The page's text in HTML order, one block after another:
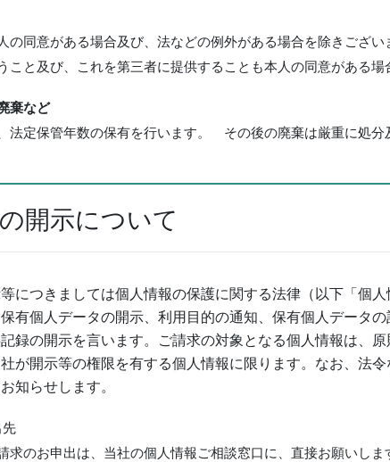
の同意がある場合及び、法などの例外がある場合を除きござい
こと及び、これを第三者に提供することも本人の同意がある
棄など
法定保管年数の保有を行います。 その後の廃棄は厳重に処分
開示について
につきましては個人情報の保護に関する法律（以下「個
有個人データの開示、利用目的の通知、保有個人データ
録の開示を言います。ご請求の対象となる個人情報は、
が開示等の権限を有する個人情報に限ります。なお、法
知らせします。
先
求のお申出は、当社の個人情報ご相談窓口に、直接お願いしま